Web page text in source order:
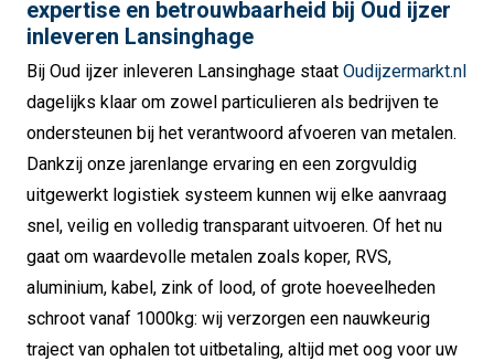
expertise en betrouwbaarheid bij Oud ijzer
inleveren Lansinghage
Bij Oud ijzer inleveren Lansinghage staat Oudijzermarkt.nl
dagelijks klaar om zowel particulieren als bedrijven te
ondersteunen bij het verantwoord afvoeren van metalen.
Dankzij onze jarenlange ervaring en een zorgvuldig
uitgewerkt logistiek systeem kunnen wij elke aanvraag
snel, veilig en volledig transparant uitvoeren. Of het nu
gaat om waardevolle metalen zoals koper, RVS,
aluminium, kabel, zink of lood, of grote hoeveelheden
schroot vanaf 1000kg: wij verzorgen een nauwkeurig
traject van ophalen tot uitbetaling, altijd met oog voor uw